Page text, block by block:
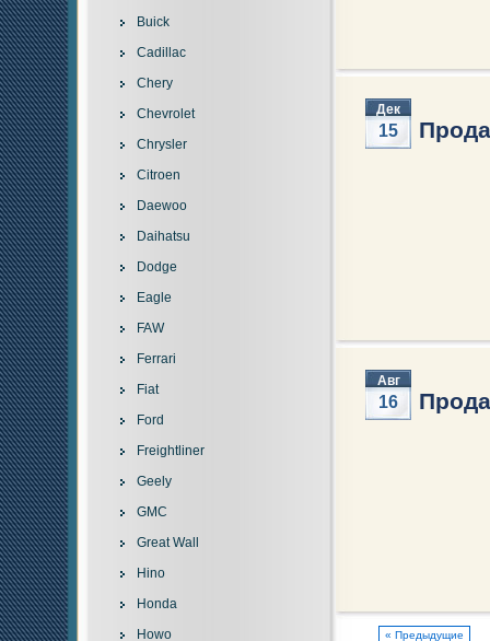
Buick
Cadillac
Chery
Chevrolet
Chrysler
Citroen
Daewoo
Daihatsu
Dodge
Eagle
FAW
Ferrari
Fiat
Ford
Freightliner
Geely
GMC
Great Wall
Hino
Honda
Howo
Дек
15
Авг
16
« Предыдущие